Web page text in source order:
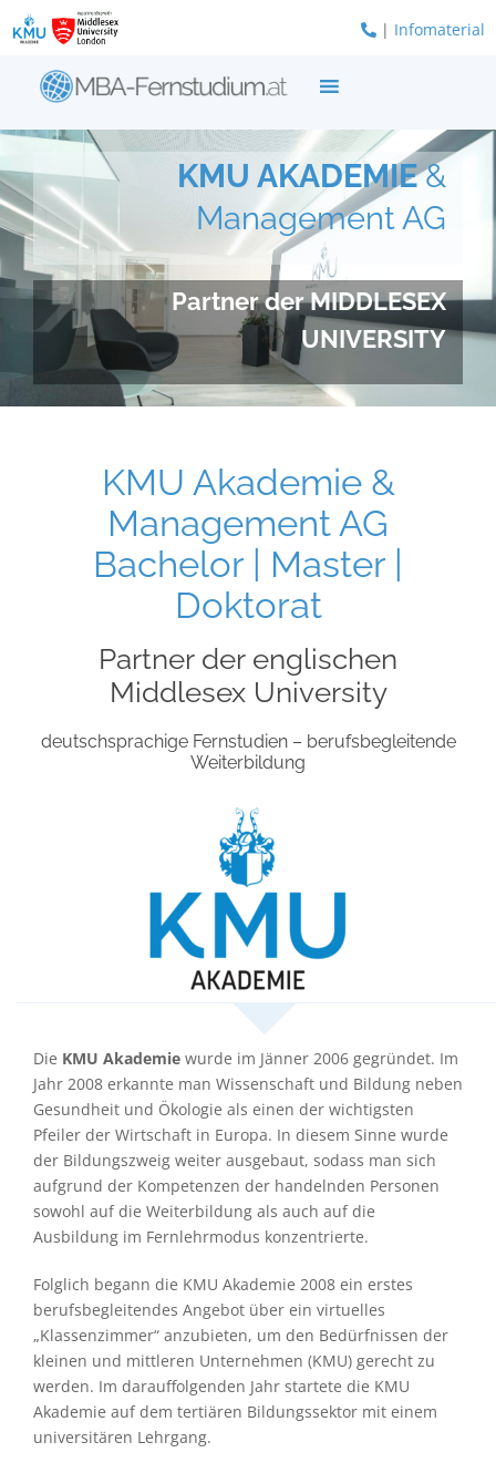
| Infomaterial
Zum
Inhalt
KMU AKADEMIE&
Management AG
Partner der MIDDLESEX
UNIVERSITY
KMU Akademie &
Management AG
Bachelor | Master |
Doktorat
Partner der englischen
Middlesex University
deutschsprachige Fernstudien – berufsbegleitende
Weiterbildung
Die KMU Akademie wurde im Jänner 2006 gegründet. Im
Jahr 2008 erkannte man Wissenschaft und Bildung neben
Gesundheit und Ökologie als einen der wichtigsten
Pfeiler der Wirtschaft in Europa. In diesem Sinne wurde
der Bildungszweig weiter ausgebaut, sodass man sich
aufgrund der Kompetenzen der handelnden Personen
sowohl auf die Weiterbildung als auch auf die
Ausbildung im Fernlehrmodus konzentrierte.
Folglich begann die KMU Akademie 2008 ein erstes
berufsbegleitendes Angebot über ein virtuelles
„Klassenzimmer“ anzubieten, um den Bedürfnissen der
kleinen und mittleren Unternehmen (KMU) gerecht zu
werden. Im darauffolgenden Jahr startete die KMU
Akademie auf dem tertiären Bildungssektor mit einem
universitären Lehrgang.